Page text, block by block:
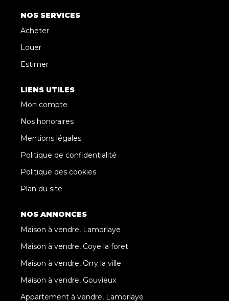
NOS SERVICES
Acheter
Louer
Estimer
LIENS UTILES
Mon compte
Nos honoraires
Mentions légales
Politique de confidentialité
Politique des cookies
Plan du site
NOS ANNONCES
Maison à vendre, Lamorlaye
Maison à vendre, Coye la foret
Maison à vendre, Orry la ville
Maison à vendre, Gouvieux
Appartement à vendre, Lamorlaye